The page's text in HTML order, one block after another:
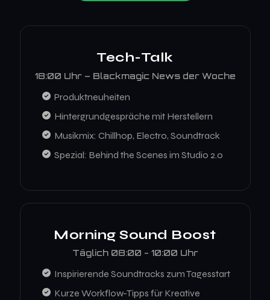
Tech-Talk
18:00 Uhr – Blackmagic News der Woche
Produktneuheiten
Hintergrundgespräche mit Herstellern
Musikmix: Chillhop, Electro, Soundtrack
Spezial: Behind the Scenes im Studio 2.0
Morning Sound Boost
Täglich 08:00 - 10:00 Uhr
Inspirierende Soundtracks zum Tagesstart
Kurze Workflow-Tipps für Kreative